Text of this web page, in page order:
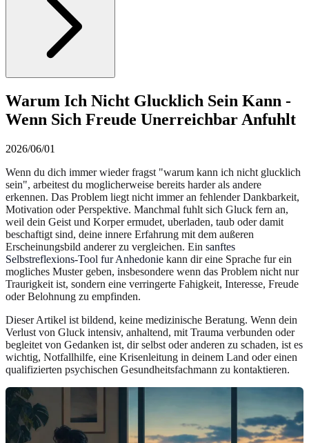
Warum Ich Nicht Glucklich Sein Kann -
Wenn Sich Freude Unerreichbar Anfuhlt
2026/06/01
Wenn du dich immer wieder fragst "warum kann ich nicht glucklich
sein", arbeitest du moglicherweise bereits harder als andere
erkennen. Das Problem liegt nicht immer an fehlender Dankbarkeit,
Motivation oder Perspektive. Manchmal fuhlt sich Gluck fern an,
weil dein Geist und Korper ermudet, uberladen, taub oder damit
beschaftigt sind, deine innere Erfahrung mit dem außeren
Erscheinungsbild anderer zu vergleichen. Ein sanftes
Selbstreflexions-Tool fur Anhedonie kann dir eine Sprache fur ein
mogliches Muster geben, insbesondere wenn das Problem nicht nur
Traurigkeit ist, sondern eine verringerte Fahigkeit, Interesse, Freude
oder Belohnung zu empfinden.
Dieser Artikel ist bildend, keine medizinische Beratung. Wenn dein
Verlust von Gluck intensiv, anhaltend, mit Trauma verbunden oder
begleitet von Gedanken ist, dir selbst oder anderen zu schaden, ist es
wichtig, Notfallhilfe, eine Krisenleitung in deinem Land oder einen
qualifizierten psychischen Gesundheitsfachmann zu kontaktieren.